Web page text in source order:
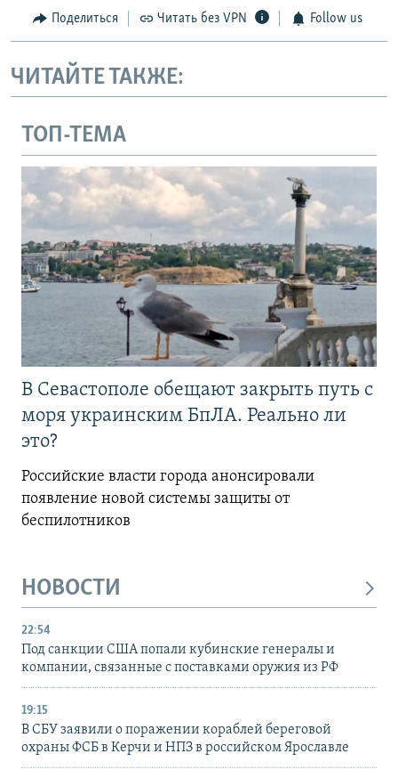
Поделиться Читать без VPN Follow us
ЧИТАЙТЕ ТАКЖЕ:
ТОП-ТЕМА
В Севастополе обещают закрыть путь с
моря украинским БпЛА. Реально ли
это?
Российские власти города анонсировали
появление новой системы защиты от
беспилотников
НОВОСТИ
22:54
Под санкции США попали кубинские генералы и
компании, связанные с поставками оружия из РФ
19:15
В СБУ заявили о поражении кораблей береговой
охраны ФСБ в Керчи и НПЗ в российском Ярославле